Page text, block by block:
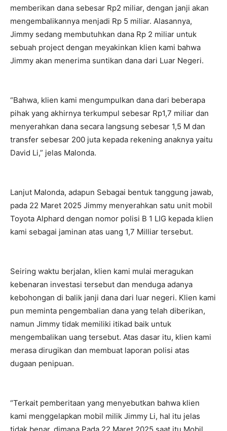
memberikan dana sebesar Rp2 miliar, dengan janji akan
mengembalikannya menjadi Rp 5 miliar. Alasannya,
Jimmy sedang membutuhkan dana Rp 2 miliar untuk
sebuah project dengan meyakinkan klien kami bahwa
Jimmy akan menerima suntikan dana dari Luar Negeri.
“Bahwa, klien kami mengumpulkan dana dari beberapa
pihak yang akhirnya terkumpul sebesar Rp1,7 miliar dan
menyerahkan dana secara langsung sebesar 1,5 M dan
transfer sebesar 200 juta kepada rekening anaknya yaitu
David Li,” jelas Malonda.
Lanjut Malonda, adapun Sebagai bentuk tanggung jawab,
pada 22 Maret 2025 Jimmy menyerahkan satu unit mobil
Toyota Alphard dengan nomor polisi B 1 LIG kepada klien
kami sebagai jaminan atas uang 1,7 Milliar tersebut.
Seiring waktu berjalan, klien kami mulai meragukan
kebenaran investasi tersebut dan menduga adanya
kebohongan di balik janji dana dari luar negeri. Klien kami
pun meminta pengembalian dana yang telah diberikan,
namun Jimmy tidak memiliki itikad baik untuk
mengembalikan uang tersebut. Atas dasar itu, klien kami
merasa dirugikan dan membuat laporan polisi atas
dugaan penipuan.
“Terkait pemberitaan yang menyebutkan bahwa klien
kami menggelapkan mobil milik Jimmy Li, hal itu jelas